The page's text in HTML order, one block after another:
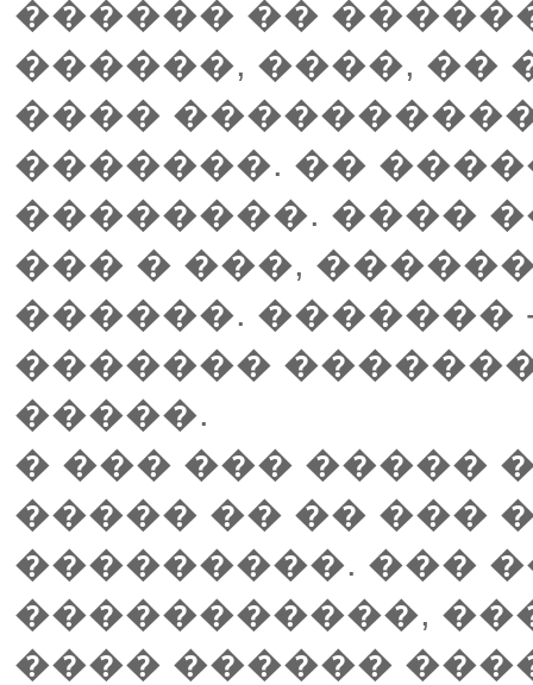
������ ��
������, ����, ��
����
�������. ��
��������. ����
��� � ���,
������. �������
�������
�����.
� ��� ��� �����
����� �� �� ���
���������. ���
�����������,
���� ������